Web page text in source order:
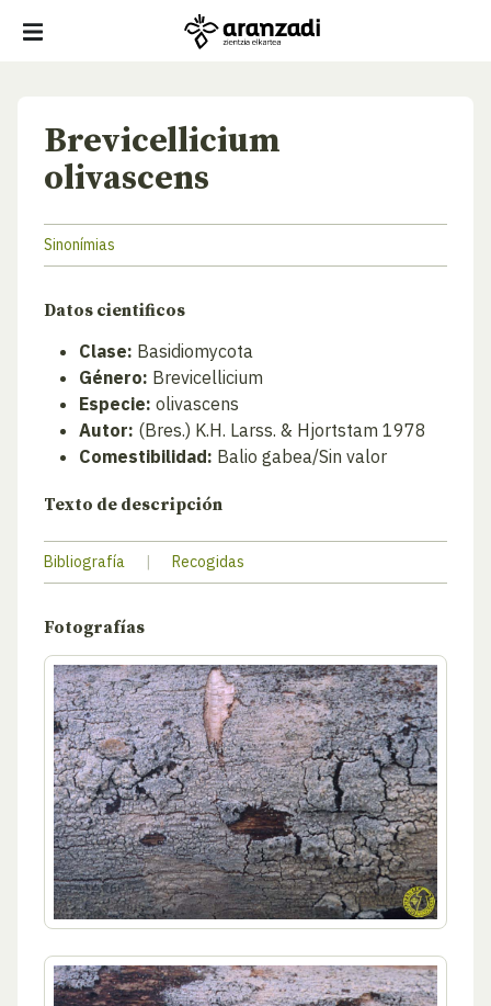
Brevicellicium
olivascens
Sinonímias
Datos cientificos
Clase: Basidiomycota
Género: Brevicellicium
Especie: olivascens
Autor: (Bres.) K.H. Larss. & Hjortstam 1978
Comestibilidad: Balio gabea/Sin valor
Texto de descripción
Bibliografía | Recogidas
Fotografías